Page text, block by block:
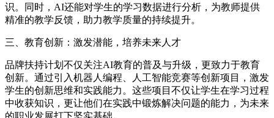
识。同时，AI还能对学生的学习数据进行分析，为教师提供
精准的教学反馈，助力教学质量的持续提升。
三、教育创新：激发潜能，培养未来人才
品牌扶持计划不仅关注AI教育的普及与升级，更致力于教育
创新。通过引入机器人编程、人工智能竞赛等创新项目，激发
学生的创新思维和实践能力。这些项目不仅让学生在学习过程
中收获知识，更让他们在实践中锻炼解决问题的能力，为未来
的职业发展打下坚实基础。